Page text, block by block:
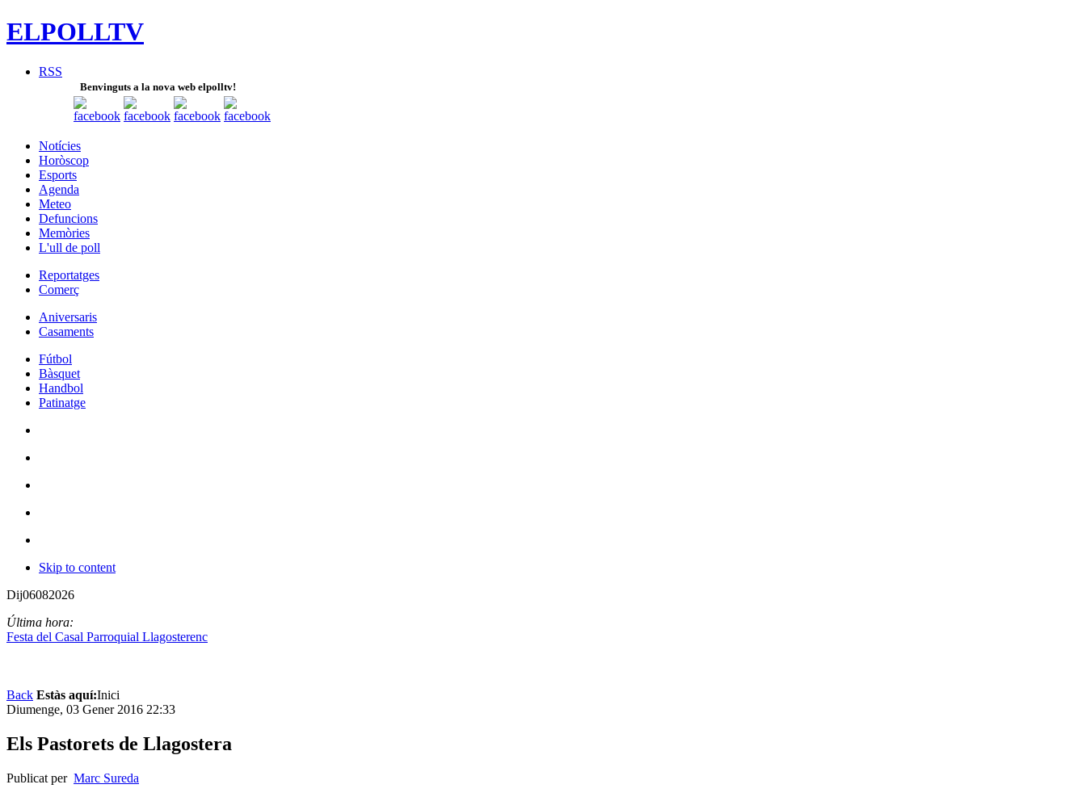
ELPOLLTV
RSS
Benvinguts a la nova web elpolltv!
Notícies
Horòscop
Esports
Agenda
Meteo
Defuncions
Memòries
L'ull de poll
Reportatges
Comerç
Aniversaris
Casaments
Fútbol
Bàsquet
Handbol
Patinatge
Skip to content
Dij06082026
Última hora:
Festa del Casal Parroquial Llagosterenc
Back Estàs aquí:Inici
Diumenge, 03 Gener 2016 22:33
Els Pastorets de Llagostera
Publicat per Marc Sureda